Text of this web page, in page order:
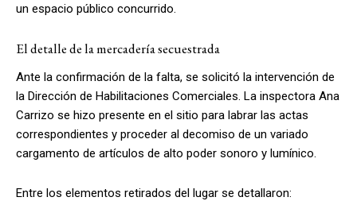
un espacio público concurrido.
El detalle de la mercadería secuestrada
Ante la confirmación de la falta, se solicitó la intervención de
la Dirección de Habilitaciones Comerciales. La inspectora Ana
Carrizo se hizo presente en el sitio para labrar las actas
correspondientes y proceder al decomiso de un variado
cargamento de artículos de alto poder sonoro y lumínico.
Entre los elementos retirados del lugar se detallaron: